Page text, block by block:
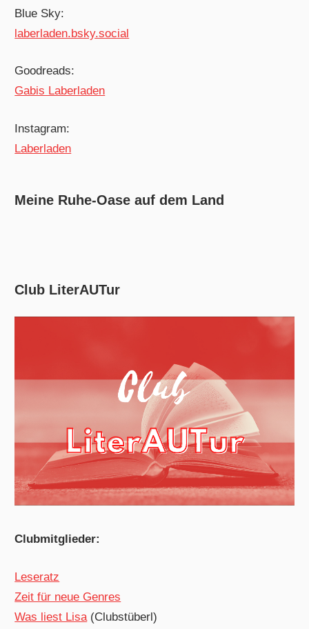
Blue Sky:
laberladen.bsky.social
Goodreads:
Gabis Laberladen
Instagram:
Laberladen
Meine Ruhe-Oase auf dem Land
Club LiterAUTur
Clubmitglieder:
Leseratz
Zeit für neue Genres
Was liest Lisa(Clubstüberl)